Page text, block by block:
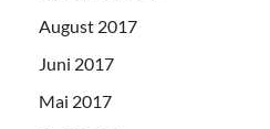
August 2017
Juni 2017
Mai 2017